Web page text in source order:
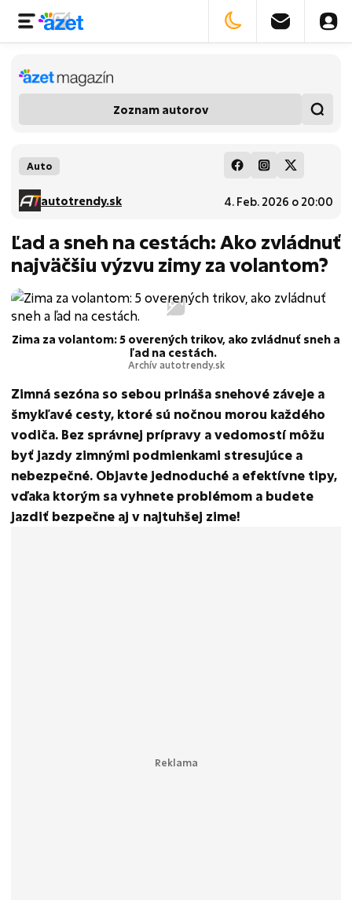
Zoznam autorov
Auto
4. Feb. 2026 o 20:00
autotrendy.sk
Ľad a sneh na cestách: Ako zvládnuť
najväčšiu výzvu zimy za volantom?
Zima za volantom: 5 overených trikov, ako zvládnuť sneh a
ľad na cestách.
Archív autotrendy.sk
Zimná sezóna so sebou prináša snehové záveje a
šmykľavé cesty, ktoré sú nočnou morou každého
vodiča. Bez správnej prípravy a vedomostí môžu
byť jazdy zimnými podmienkami stresujúce a
nebezpečné. Objavte jednoduché a efektívne tipy,
vďaka ktorým sa vyhnete problémom a budete
jazdiť bezpečne aj v najtuhšej zime!